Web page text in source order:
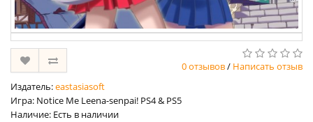
0 отзывов/ Написать отзыв
Издатель:eastasiasoft
Игра: Notice Me Leena-senpai! PS4 & PS5
Наличие: Есть в наличии